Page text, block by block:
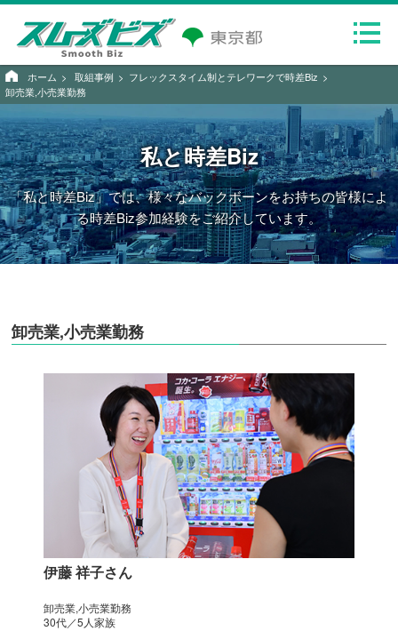
ホーム 取組事例
フレックスタイム制とテレワークで時差Biz
卸売業,小売業勤務
私と時差Biz
「私と時差Biz」では、様々なバックボーンをお持ちの皆様によ
る時差Biz参加経験をご紹介しています。
卸売業,小売業勤務
伊藤 祥子さん
卸売業,小売業勤務
30代／5人家族